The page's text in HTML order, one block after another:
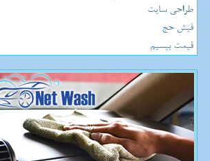
طراحی سایت
فیش حج
قیمت بیسیم